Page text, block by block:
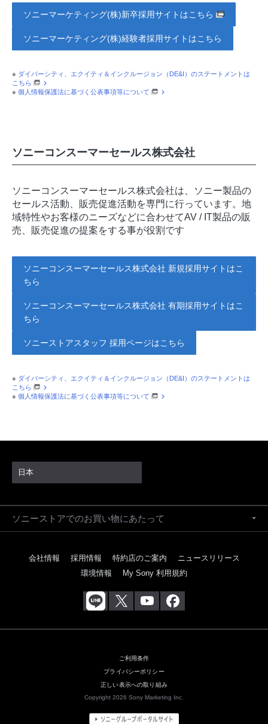
ソニーマーケティング(株)新卒採用サイトはこちら
ソニーマーケティング(株)経験者採用サイトはこちら
※ ダイバーシティ、エクイティ＆インクルージョン（DE&I）のステートメントは
こちら
※ 個人情報保護法に基づく公表事項等について
ソニーコンスーマーセールス株式会社
ソニーコンスーマーセールス株式会社は、ソニー製品の
セールス活動、販売促進活動を専門に行っています。地
域特性やお客様のニーズなどに合わせてAV / IT製品の販
売、販売促進の提案をする事が役割です
ソニーコンスーマーセールス株式会社 新規採用サイトはこ
ちら
ソニーコンスーマーセールス株式会社 有期採用サイトはこ
ちら
ソニーストアスタッフ 採用ページはこちら
※ ダイバーシティ、エクイティ＆インクルージョン（DE&I）のステートメントは
こちら
※ 個人情報保護法に基づく公表事項等について
日本
ソニーストアでのお買い物にあたって
会社情報 採用情報 特約店のご案内
ニュースリリース
環境情報
My Sony 利用規約
ご利用条件
プライバシーポリシー
正しい表示への取り組み
Copyright 2026 Sony Marketing Inc.